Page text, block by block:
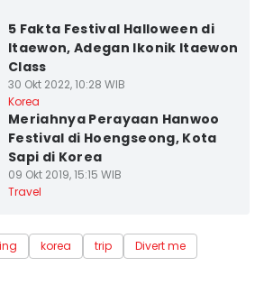
5 Fakta Festival Halloween di
Itaewon, Adegan Ikonik Itaewon
Class
30 Okt 2022, 10:28 WIB
Korea
Meriahnya Perayaan Hanwoo
Festival di Hoengseong, Kota
Sapi di Korea
09 Okt 2019, 15:15 WIB
Travel
korea trip Divert me